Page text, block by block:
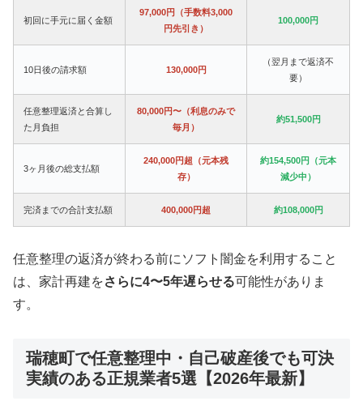
初回に手元に届く金額
97,000円（手数料3,000
円先引き）
100,000円
10日後の請求額 130,000円
（翌月まで返済不
要）
任意整理返済と合算し
た月負担
80,000円〜（利息のみで
毎月）
約51,500円
3ヶ月後の総支払額
240,000円超（元本残
存）
約154,500円（元本
減少中）
完済までの合計支払額 400,000円超 約108,000円
任意整理の返済が終わる前にソフト闇金を利用すること
は、家計再建をさらに4〜5年遅らせる可能性がありま
す。
瑞穂町で任意整理中・自己破産後でも可決
実績のある正規業者5選【2026年最新】